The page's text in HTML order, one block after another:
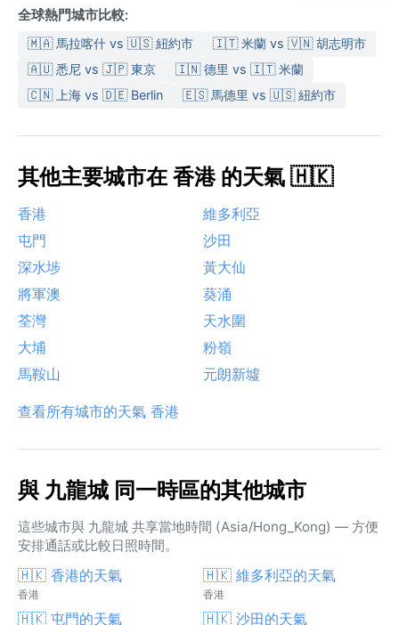
全球熱門城市比較:
🇲🇦 馬拉喀什 vs 🇺🇸 紐約市
🇮🇹 米蘭 vs 🇻🇳 胡志明市
🇦🇺 悉尼 vs 🇯🇵 東京
🇮🇳 德里 vs 🇮🇹 米蘭
🇨🇳 上海 vs 🇩🇪 Berlin
🇪🇸 馬德里 vs 🇺🇸 紐約市
其他主要城市在 香港 的天氣 🇭🇰
香港
維多利亞
屯門
沙田
深水埗
黃大仙
將軍澳
葵涌
荃灣
天水圍
大埔
粉嶺
馬鞍山
元朗新墟
查看所有城市的天氣 香港
與 九龍城 同一時區的其他城市
這些城市與 九龍城 共享當地時間 (Asia/Hong_Kong) — 方便
安排通話或比較日照時間。
🇭🇰 香港的天氣
香港
🇭🇰 維多利亞的天氣
香港
🇭🇰 屯門的天氣 🇭🇰 沙田的天氣